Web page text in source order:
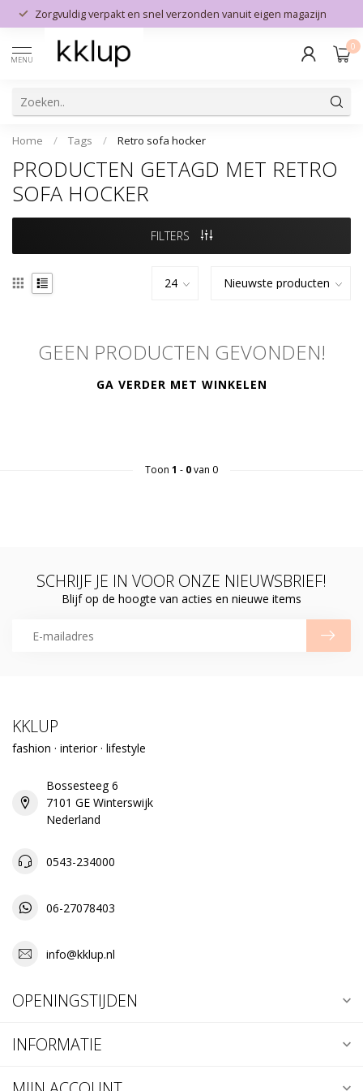
Zorgvuldig verpakt en snel verzonden vanuit eigen magazijn
MENU
0
Home / Tags / Retro sofa hocker
PRODUCTEN GETAGD MET RETRO
SOFA HOCKER
FILTERS
GEEN PRODUCTEN GEVONDEN!
GA VERDER MET WINKELEN
Toon 1 - 0van 0
SCHRIJF JE IN VOOR ONZE NIEUWSBRIEF!
Blijf op de hoogte van acties en nieuwe items
KKLUP
fashion · interior · lifestyle
Bossesteeg 6
7101 GE Winterswijk
Nederland
0543-234000
06-27078403
info@kklup.nl
OPENINGSTIJDEN
INFORMATIE